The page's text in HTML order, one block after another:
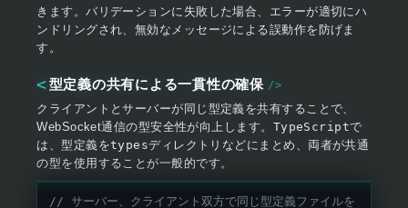
きます。バリデーションに失敗した場合、エラーが適切にハ
ンドリングされ、無効なメッセージによる誤動作を防げま
す。
型定義の共有による一貫性の確保
クライアントとサーバーが同じ型定義を共有することで、
WebSocket通信の型安全性が向上します。 TypeScriptで
は、型定義をtypesディレクトリなどにまとめ、両者が共通
の型を使用することが一般的です。
// サーバー、クライアント双方で同じ型定義ファイルを